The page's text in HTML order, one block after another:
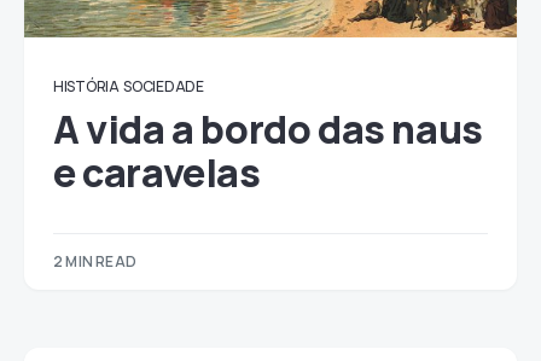
HISTÓRIA SOCIEDADE
A vida a bordo das naus
e caravelas
2 MIN READ